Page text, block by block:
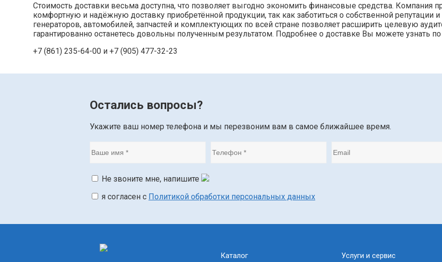
Стоимость доставки весьма доступна, что позволяет выгодно экономить финансовые средства. Компания
комфортную и надёжную доставку приобретённой продукции, так как заботиться о собственной репутации
генераторов, автомобилей, запчастей и комплектующих по всей стране позволяет расширить целевую
гарантированно останетесь довольны полученным результатом. Подробнее о доставке Вы можете узнать
+7 (861) 235-64-00 и+7 (905) 477-32-23
Остались вопросы?
Укажите ваш номер телефона и мы перезвоним вам в самое ближайшее время.
Не звоните мне, напишите
я согласен с Политикой обработки персональных данных
Каталог Услуги и сервис